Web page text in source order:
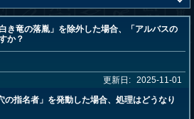
き竜の落胤」を除外した場合、「アルバスの
か？
更新日: 2025-11-01
の指名者」を発動した場合、処理はどうなり